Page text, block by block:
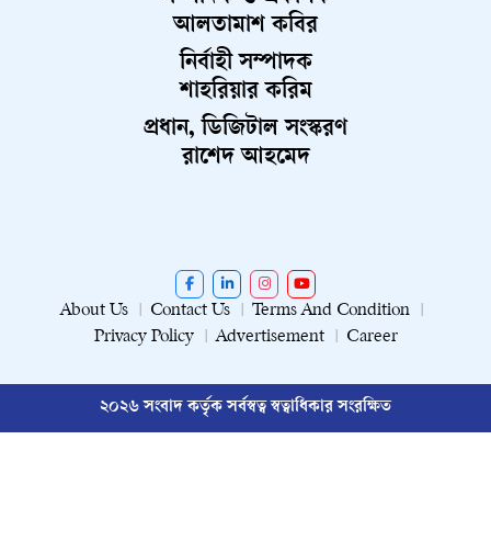
আলতামাশ কবির
নির্বাহী সম্পাদক
শাহরিয়ার করিম
প্রধান, ডিজিটাল সংস্করণ
রাশেদ আহমেদ
About Us Contact Us
Terms And Condition
Privacy Policy
Advertisement Career
২০২৬ সংবাদ কর্তৃক সর্বস্বত্ব স্বত্বাধিকার সংরক্ষিত